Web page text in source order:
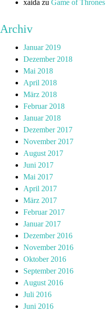
xaida zu Game of
Archiv
Januar 2019
Dezember 2018
Mai 2018
April 2018
März 2018
Februar 2018
Januar 2018
Dezember 2017
November 2017
August 2017
Juni 2017
Mai 2017
April 2017
März 2017
Februar 2017
Januar 2017
Dezember 2016
November 2016
Oktober 2016
September 2016
August 2016
Juli 2016
Juni 2016